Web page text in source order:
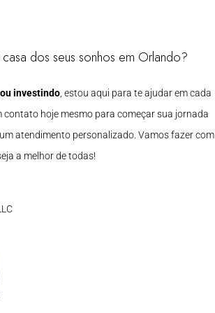
dos seus sonhos em Orlando?
investindo , estou aqui para te ajudar em cada
contato hoje mesmo para começar sua jornada
atendimento personalizado. Vamos fazer com
a melhor de todas!